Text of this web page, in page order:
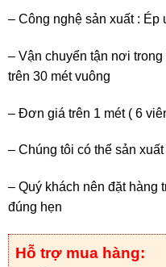
– Công nghệ sản xuất :
– Vận chuyển tận nơi
trên 30 mét vuông
– Đơn giá trên 1 mét ( 6
– Chúng tôi có thể sản
– Quý khách nên đặt hàng
đúng hẹn
Hỗ trợ mua hàng: